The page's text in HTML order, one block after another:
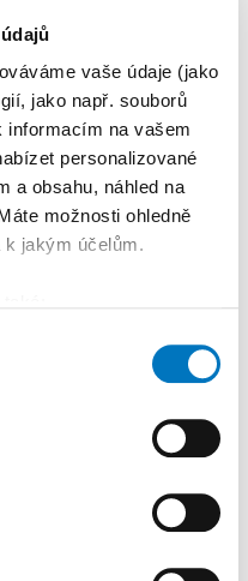
vaše údaje (jako
jako např. souborů
informacím na vašem
personalizované
a obsahu, náhled na
možnosti ohledně
jakým účelům.
na několik metrů
(otisk prstu)
vaše osobní
nebo odvolat v
srpnu
2026